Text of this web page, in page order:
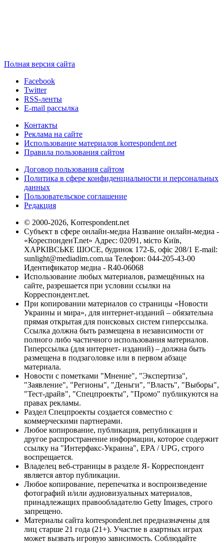
Полная версия сайта
Facebook
Twitter
RSS-ленты
E-mail рассылка
Контакты
Реклама на сайте
Использование материалов korrespondent.net
Правила пользования сайтом
Договор пользования сайтом
Политика в сфере конфиденциальности и персональных
данных
Пользовательское соглашение
Редакция
© 2000-2026, Korrespondent.net
Субъект в сфере онлайн-медиа Название онлайн-медиа -
«КореспонденТ.net» Адрес: 02091, місто Київ,
ХАРКІВСЬКЕ ШОСЕ, будинок 172-Б, офіс 208/1 E-mail:
sunlight@mediadim.com.ua Телефон: 044-205-43-00
Идентификатор медиа - R40-06068
Использование любых материалов, размещённых на
сайте, разрешается при условии ссылки на
Корреспондент.net.
При копировании материалов со страницы «Новости
Украины и мира», для интернет-изданий – обязательна
прямая открытая для поисковых систем гиперссылка.
Ссылка должна быть размещена в независимости от
полного либо частичного использования материалов.
Гиперссылка (для интернет- изданий) – должна быть
размещена в подзаголовке или в первом абзаце
материала.
Новости с пометками "Мнение", "Экспертиза",
"Заявление", "Регионы", "Деньги", "Власть", "Выборы",
"Тест-драйв", "Спецпроекты", "Промо" публикуются на
правах рекламы.
Раздел Спецпроекты создается совместно с
коммерческими партнерами.
Любое копирование, публикация, републикация и
другое распространение информации, которое содержит
ссылку на "Интерфакс-Украина", EPA / UPG, строго
воспрещается.
Владелец веб-страницы в разделе Я- Корреспондент
является автор публикации.
Любое копирование, перепечатка и воспроизведение
фотографий и/или аудиовизуальных материалов,
принадлежащих правообладателю Getty Images, строго
запрещено.
Материалы сайта korrespondent.net предназначены для
лиц старше 21 года (21+). Участие в азартных играх
может вызвать игровую зависимость. Соблюдайте